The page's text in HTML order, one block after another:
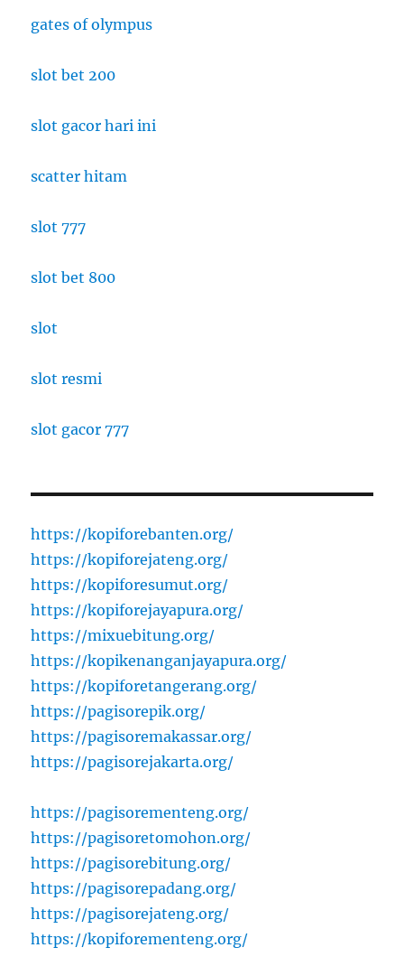
gates of olympus
slot bet 200
slot gacor hari ini
scatter hitam
slot 777
slot bet 800
slot
slot resmi
slot gacor 777
https://kopiforebanten.org/
https://kopiforejateng.org/
https://kopiforesumut.org/
https://kopiforejayapura.org/
https://mixuebitung.org/
https://kopikenanganjayapura.org/
https://kopiforetangerang.org/
https://pagisorepik.org/
https://pagisoremakassar.org/
https://pagisorejakarta.org/
https://pagisorementeng.org/
https://pagisoretomohon.org/
https://pagisorebitung.org/
https://pagisorepadang.org/
https://pagisorejateng.org/
https://kopiforementeng.org/